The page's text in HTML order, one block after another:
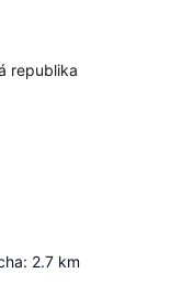
republika
: 2.7 km